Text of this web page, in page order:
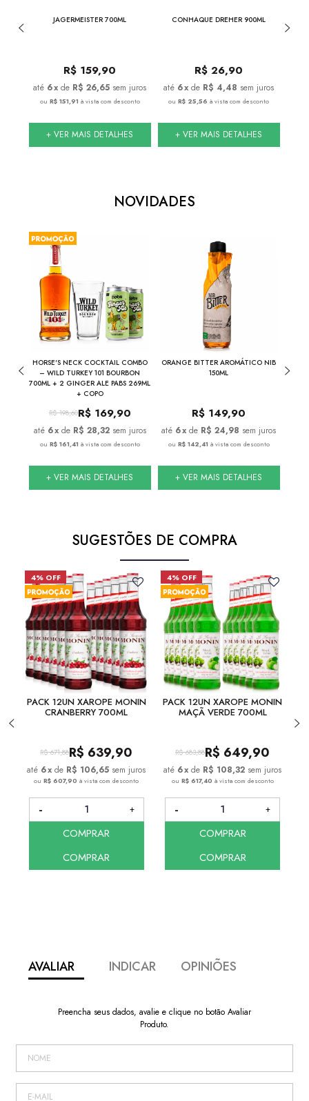
JAGERMEISTER 700ML
R$ 159,90
6x de R$ 26,65 sem juros
ou R$ 151,91 à vista com desconto
+ VER MAIS DETALHES
CONHAQUE DREHER 900ML
R$ 26,90
6x de R$ 4,48 sem juros
ouR$ 25,56 à vista com desconto
+ VER MAIS DETALHES
NOVIDADES
HORSE'S NECK COCKTAIL COMBO
– WILD TURKEY 101 BOURBON
700ML + 2 GINGER ALE PABS 269ML
+ COPO
R$ 198,60R$ 169,90
6x de R$ 28,32 sem juros
ou R$ 161,41 à vista com desconto
+ VER MAIS DETALHES
ORANGE BITTER AROMÁTICO NIB
150ML
R$ 149,90
6x de R$ 24,98 sem juros
ou R$ 142,41 à vista com desconto
+ VER MAIS DETALHES
SUGESTÕES DE COMPRA
4% OFF
PACK 12UN XAROPE MONIN
CRANBERRY 700ML
R$ 671,88R$ 639,90
6x de R$ 106,65 sem juros
ouR$ 607,90à vista com desconto
COMPRAR
COMPRAR
4% OFF
PACK 12UN XAROPE MONIN
MAÇÃ VERDE 700ML
R$ 683,88R$ 649,90
6x de R$ 108,32 sem juros
ou R$ 617,40 à vista com desconto
COMPRAR
COMPRAR
AVALIAR INDICAR OPINIÕES
Preencha seus dados, avalie e clique no botão Avaliar
Produto.